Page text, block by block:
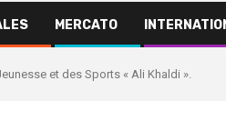
MERCATO
et des Sports « Ali Khaldi ».